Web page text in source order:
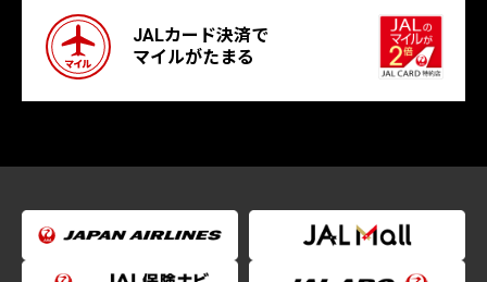
JALカード決済で
マイルがたまる